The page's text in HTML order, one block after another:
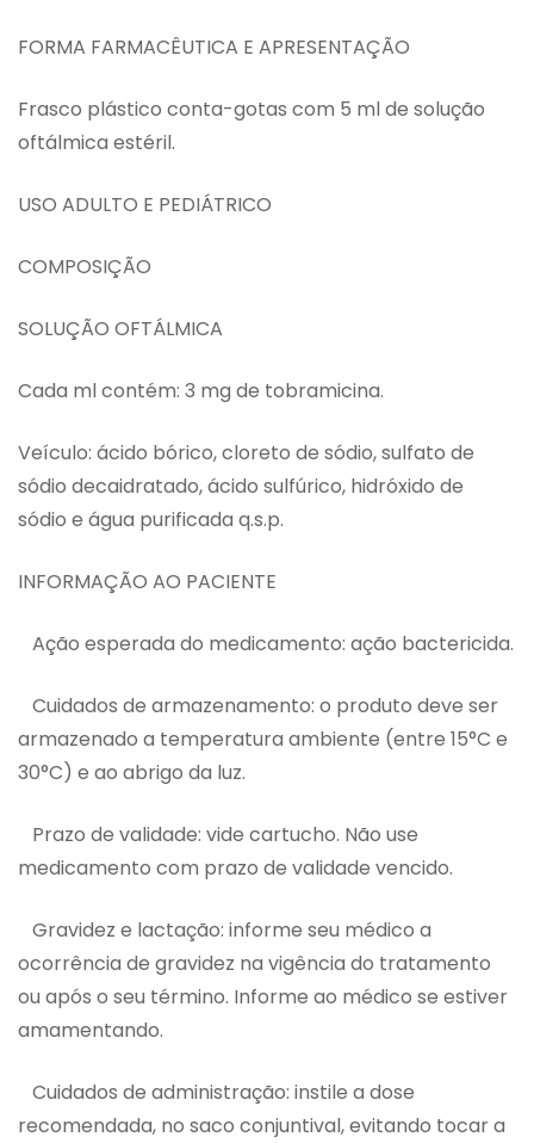
FORMA FARMACÊUTICA E APRESENTAÇÃO
Frasco plástico conta-gotas com 5 ml de solução
oftálmica estéril.
USO ADULTO E PEDIÁTRICO
COMPOSIÇÃO
SOLUÇÃO OFTÁLMICA
Cada ml contém: 3 mg de tobramicina.
Veículo: ácido bórico, cloreto de sódio, sulfato de
sódio decaidratado, ácido sulfúrico, hidróxido de
sódio e água purificada q.s.p.
INFORMAÇÃO AO PACIENTE
Ação esperada do medicamento: ação bactericida.
Cuidados de armazenamento: o produto deve ser
armazenado a temperatura ambiente (entre 15°C e
30°C) e ao abrigo da luz.
Prazo de validade: vide cartucho. Não use
medicamento com prazo de validade vencido.
Gravidez e lactação: informe seu médico a
ocorrência de gravidez na vigência do tratamento
ou após o seu término. Informe ao médico se estiver
amamentando.
Cuidados de administração: instile a dose
recomendada, no saco conjuntival, evitando tocar a